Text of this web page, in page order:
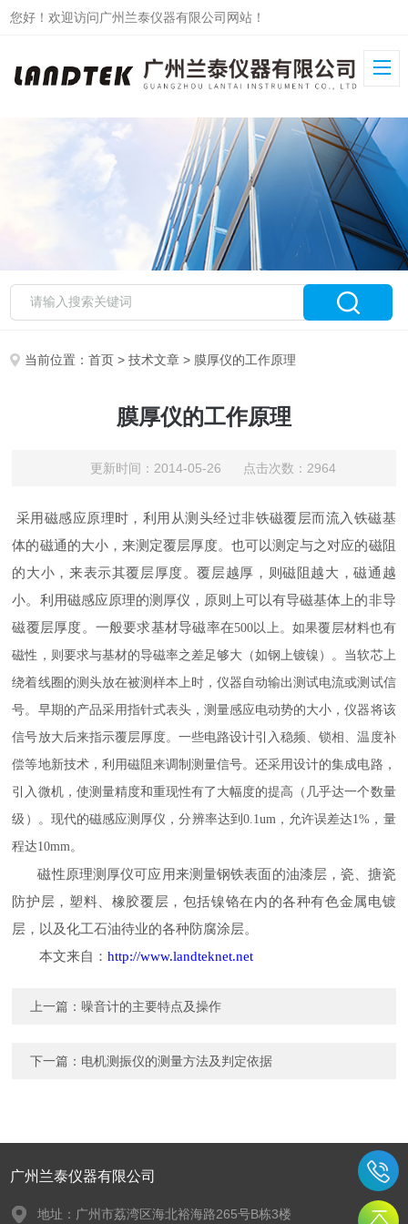
您好！欢迎访问广州兰泰仪器有限公司网站！
当前位置：首页 >技术文章 > 膜厚仪的工作原理
膜厚仪的工作原理
更新时间：2014-05-26 点击次数：2964
采用磁感应原理时，利用从测头经过非铁磁覆层而流入铁磁基
体的磁通的大小，来测定覆层厚度。也可以测定与之对应的磁阻
的大小，来表示其覆层厚度。覆层越厚，则磁阻越大，磁通越
小。利用磁感应原理的测厚仪，原则上可以有导磁基体上的非导
磁覆层厚度。一般要求基材导磁率在500以上。如果覆层材料也有
磁性，则要求与基材的导磁率之差足够大（如钢上镀镍）。当软芯上
绕着线圈的测头放在被测样本上时，仪器自动输出测试电流或测试信
号。早期的产品采用指针式表头，测量感应电动势的大小，仪器将该
信号放大后来指示覆层厚度。一些电路设计引入稳频、锁相、温度补
偿等地新技术，利用磁阻来调制测量信号。还采用设计的集成电路，
引入微机，使测量精度和重现性有了大幅度的提高（几乎达一个数量
级）。现代的磁感应测厚仪，分辨率达到 0.1um，允许误差达1% ，量
程达10mm。
磁性原理测厚仪可应用来测量钢铁表面的油漆层，瓷、搪瓷
防护层，塑料、橡胶覆层，包括镍铬在内的各种有色金属电镀
层，以及化工石油待业的各种防腐涂层。
本文来自：http://www.landteknet.net
上一篇： 噪音计的主要特点及操作
下一篇： 电机测振仪的测量方法及判定依据
广州兰泰仪器有限公司
地址：广州市荔湾区海北裕海路265号B栋3楼